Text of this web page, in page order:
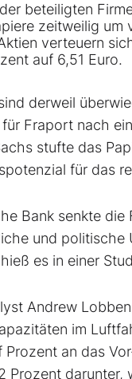
beteiligten
zeitweilig um
verteuern
auf 6,51 Euro.
derweil
Fraport nach
stufte das
für das
Bank senkte
und politische
es in einer
Andrew
im
Prozent an das
Prozent